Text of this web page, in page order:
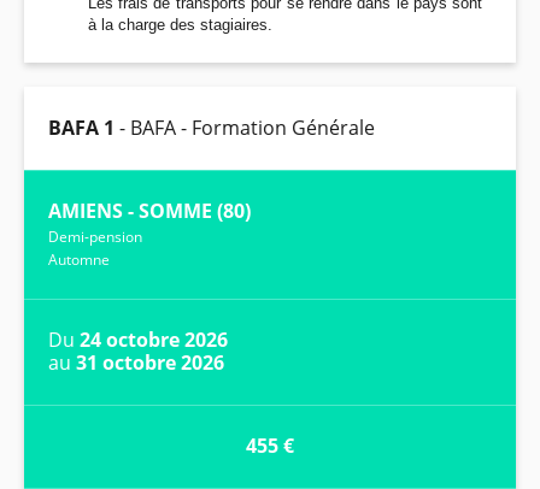
à la charge des stagiaires.
BAFA 1 - BAFA - Formation Générale
AMIENS - SOMME (80)
Demi-pension
Automne
Du 24 octobre 2026
au 31 octobre 2026
455 €